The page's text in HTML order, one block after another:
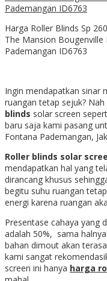
Harga Roller Blinds Sp
The Mansion Bougenville
Pademangan ID6763
Ingin mendapatkan sinar
ruangan tetap sejuk?
blinds solar screen
baru saja kami pasang
Fontana Pademangan,
Roller blinds solar
mendapatkan hal yang
dirancang khusus
begitu suhu ruangan
energi karena ruangan
Presentase cahaya yang
adalah 50%, sama
bahan dimout akan
kami sangat
screen ini hanya harga